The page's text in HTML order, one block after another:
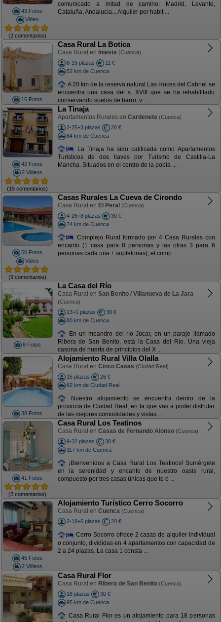
43 Fotos
Video
(2 comentarios)
comunicado a mitad de camino: Madrid, Levante,
Cataluña, Andalucía... Alquiler por habit ...
16 Fotos
Casa Rural La Botica
Casa Rural en Iniesta (Cuenca)
8-15 plazas
11 €
52 km de Cuenca
A 20 km de la reserva natural Las Hoces del Cabriel se
encuentra una casa del s. XVIII que se ha rehabilitado
conservando suelos de barro, v ...
42 Fotos
2 Videos
(15 comentarios)
La Tinaja
Apartamentos Rurales en Cardenete (Cuenca)
2-25+3 plazas
20 €
64 km de Cuenca
La Tinaja ha sido calificada como Apartamentos
Turísticos de dos llaves por Turismo de Castilla-La
Mancha. Situados en el centro de la pobla ...
50 Fotos
Video
(9 comentarios)
Casas Rurales La Cueva de Cirondo
Casa Rural en El Peral (Cuenca)
4-26+8 plazas
30 €
74 km de Cuenca
Complejo Rural formado por 4 Casa Rurales con
encanto (1 casa para 8 personas y las otras 3 para 6
personas cada una + supletorias), el comp ...
8 Fotos
La Casa del Río
Casa Rural en San Benito / Villanueva de La Jara
(Cuenca)
13+1 plazas
30 €
80 km de Cuenca
En un meandro del río Júcar, en un paraje llamado
Ribera de San Benito, está la Casa del Río. Una vieja
casona de huerta de principios del X ...
38 Fotos
Alojamiento Rural Villa Olalla
Casa Rural en Cinco Casas (Ciudad Real)
15 plazas
26 €
82 km de Ciudad Real
Nuestro alojamiento se encuentra dentro de la
provincia de Ciudad Real, en la que vas a poder disfrutar
de las mejores comodidades y vistas ...
41 Fotos
(2 comentarios)
Casa Rural Los Teatinos
Casa Rural en Casas de Fernando Alonso (Cuenca)
9-32 plazas
30 €
117 km de Cuenca
¡Bienvenidos a Casa Rural Los Teatinos! Sumérgete
en la serenidad y encanto de nuestro oasis rural,
compuesto por tres casas únicas que te o ...
45 Fotos
2 Videos
Alojamiento Turístico Cerro Socorro
Casa Rural en Cuenca (Cuenca)
2-18+6 plazas
20 €
Cerro Socorro ofrece 2 casas de alquiler individual
o conjunto, divididas en 4 apartamentos con capacidad de
2 a 24 plazas. La casa 1 consta ...
Casa Rural Flor
Casa Rural en Ribera de San Benito (Cuenca)
18 plazas
30 €
95 km de Cuenca
Casa Rural Flor es un alojamiento para 18 personas